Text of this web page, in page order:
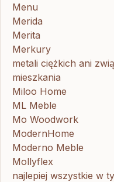
Menu
Merida
Merita
Merkury
metali ciężkich ani
mieszkania
Miloo Home
ML Meble
Mo Woodwork
ModernHome
Moderno Meble
Mollyflex
najlepiej wszystkie w